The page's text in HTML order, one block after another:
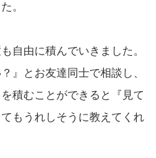
。
自由に積んでいきました。
』とお友達同士で相談し、
積むことができると『見て
もうれしそうに教えてくれ